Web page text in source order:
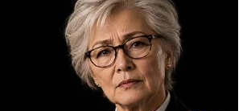
ಬಗ್ಗೆ ಹೆಚ್ಚುತ್ತಿರುವ ಒಲವು
ಎಲೆಕ್ಟ್ರಿಕ್ ಕಾರುಗಳ ಬಗ್ಗೆ